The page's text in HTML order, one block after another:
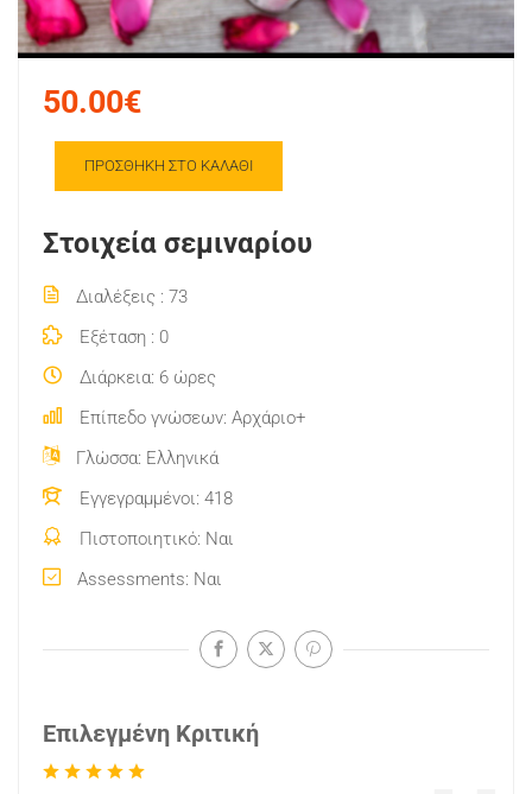
50.00€
ΠΡΟΣΘΉΚΗ ΣΤΟ ΚΑΛΆΘΙ
Στοιχεία σεμιναρίου
Διαλέξεις
73
Εξέταση
0
Διάρκεια 6 ώρες
Επίπεδο γνώσεων Αρχάριο+
Γλώσσα Ελληνικά
Εγγεγραμμένοι 418
Πιστοποιητικό Ναι
Assessments Ναι
Επιλεγμένη Κριτική